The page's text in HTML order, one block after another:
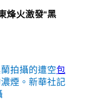
烽火激發“黑
拍攝的遭空包
煙。新華社記